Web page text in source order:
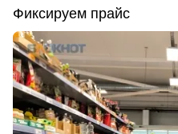
Фиксируем прайс